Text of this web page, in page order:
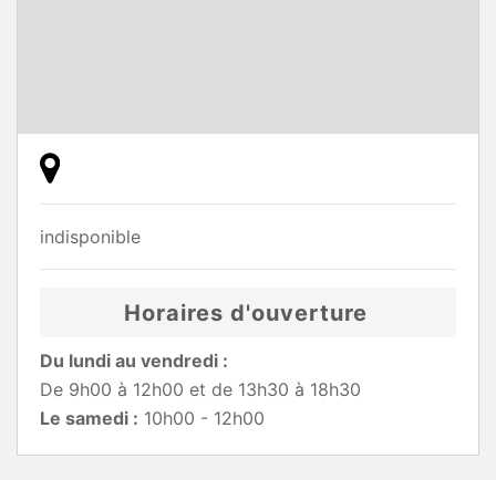
indisponible
Horaires d'ouverture
Du lundi au vendredi :
De 9h00 à 12h00 et de 13h30 à 18h30
Le samedi : 10h00 - 12h00